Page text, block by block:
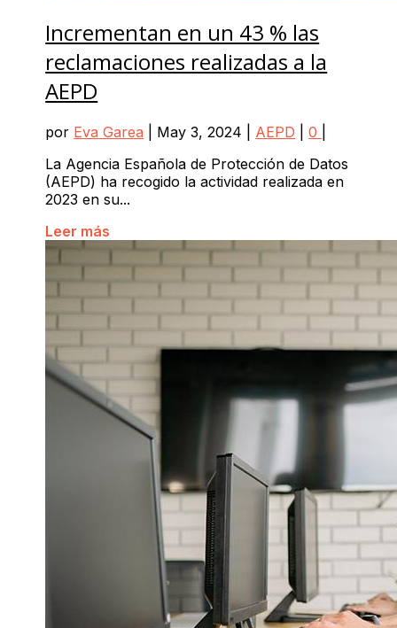
Incrementan en un 43 % las
reclamaciones realizadas a la
AEPD
por Eva Garea May 3, 2024 AEPD |0
La Agencia Española de Protección de Datos
(AEPD) ha recogido la actividad realizada en
2023 en su...
Leer más